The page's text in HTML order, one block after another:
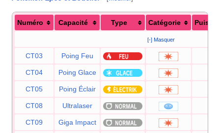
Numéro Capacité Type Catégorie
[-] Masquer
CT03 Poing Feu
CT04 Poing Glace
CT05 Poing Éclair
CT08 Ultralaser
CT09 Giga Impact